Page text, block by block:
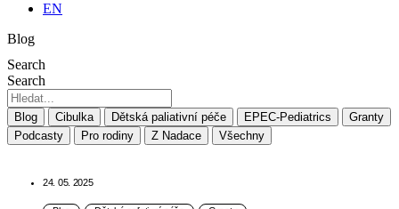
EN
Blog
Search
Search
Blog Cibulka Dětská paliativní péče EPEC-Pediatrics
Granty
Podcasty
Pro rodiny Z Nadace Všechny
24. 05. 2025